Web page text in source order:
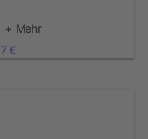
+ Mehr
€